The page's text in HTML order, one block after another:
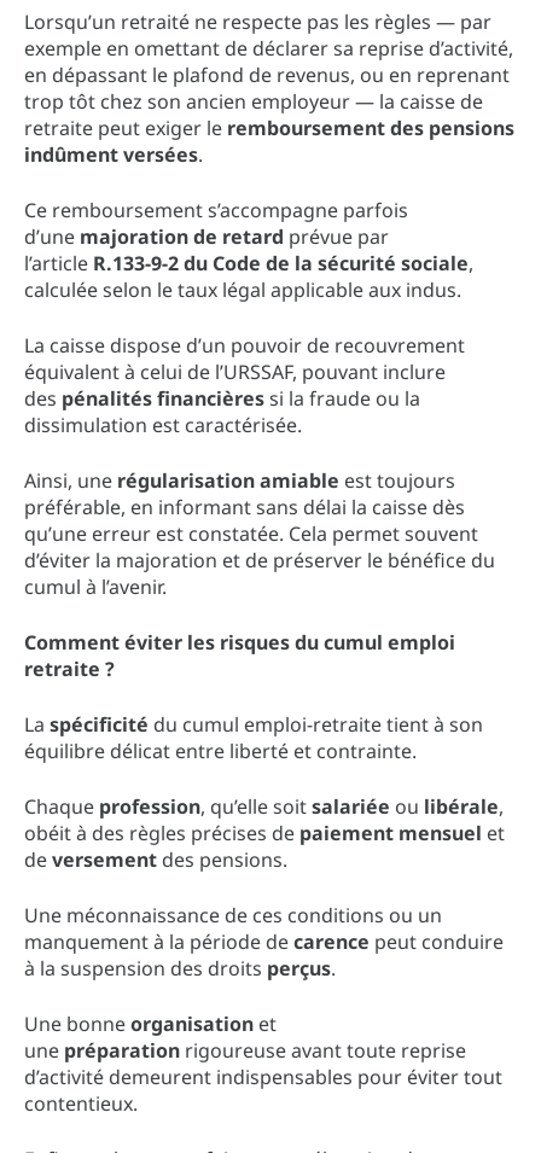
Lorsqu’un retraité ne respecte pas les règles — par
exemple en omettant de déclarer sa reprise d’activité,
en dépassant le plafond de revenus, ou en reprenant
trop tôt chez son ancien employeur — la caisse de
retraite peut exiger le remboursement des pensions
indûment versées.
Ce remboursement s’accompagne parfois
d’une majoration de retard prévue par
l’article R.133-9-2 du Code de la sécurité sociale,
calculée selon le taux légal applicable aux indus.
La caisse dispose d’un pouvoir de recouvrement
équivalent à celui de l’URSSAF, pouvant inclure
des pénalités financièressi la fraude ou la
dissimulation est caractérisée.
Ainsi, une régularisation amiable est toujours
préférable, en informant sans délai la caisse dès
qu’une erreur est constatée. Cela permet souvent
d’éviter la majoration et de préserver le bénéfice du
cumul à l’avenir.
Comment éviter les risques du cumul emploi
retraite ?
La spécificité du cumul emploi-retraite tient à son
équilibre délicat entre liberté et contrainte.
Chaque profession, qu’elle soitsalariée ou libérale,
obéit à des règles précises de paiement mensuel et
deversement des pensions.
Une méconnaissance de ces conditions ou un
manquement à la période decarence peut conduire
à la suspension des droits perçus.
Une bonneorganisation et
une préparation rigoureuse avant toute reprise
d’activité demeurent indispensables pour éviter tout
contentieux.